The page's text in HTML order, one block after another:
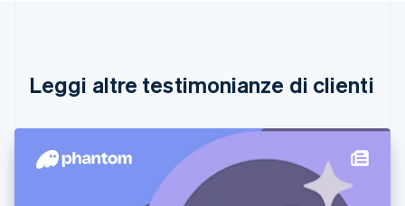
Leggi altre testimonianze di clienti
English Français
Cina continentale
Cipro
English
Croazia